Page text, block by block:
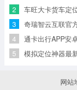
2 车旺大卡货车定
3 奇瑞智云互联官
4 通卡出行APP安
5 模拟定位神器最
网站